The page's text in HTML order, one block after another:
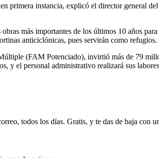
primera instancia, explicó el director general
más importantes de los últimos 10 años
anticiclónicas, pues servirán como refugios.
(FAM Potenciado), invirtió más de 79
y el personal administrativo realizará sus
todos los días. Gratis, y te das de baja con